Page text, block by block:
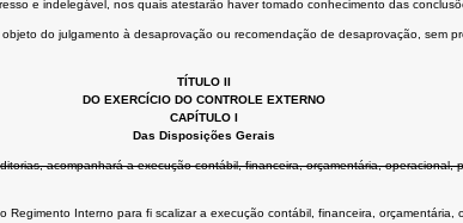
e indelegável, nos quais atestarão haver tomado conhecimento das
do julgamento à desaprovação ou recomendação de desaprovação, sem
TÍTULO II
DO EXERCÍCIO DO CONTROLE EXTERNO
CAPÍTULO I
Das Disposições Gerais
acompanhará a execução contábil, financeira, orçamentária,
Interno para fi scalizar a execução contábil, financeira,